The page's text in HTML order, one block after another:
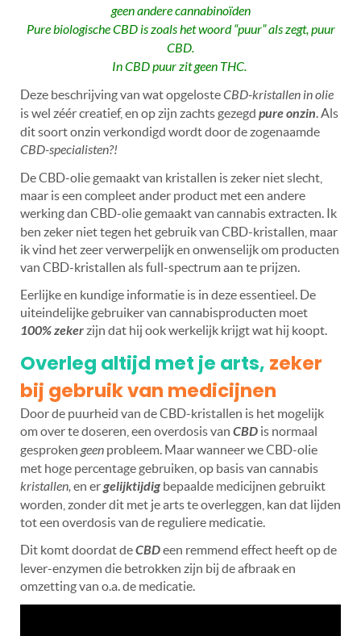
geen andere cannabinoïden
Pure biologische CBD is zoals het woord“puur” als zegt, puur
CBD.
In CBD puur zit geen THC.
Deze beschrijving van wat opgelosteCBD-kristallen in olie
is wel zéér creatief, en op zijn zachts gezegd pure onzin. Als
dit soort onzin verkondigd wordt door de zogenaamde
CBD-specialisten?!
De CBD-olie gemaakt van kristallen is zeker niet slecht,
maar is een compleet ander product met een andere
werking dan CBD-olie gemaakt van cannabis extracten. Ik
ben zeker niet tegen het gebruik van CBD-kristallen, maar
ik vind het zeer verwerpelijk en onwenselijk om producten
van CBD-kristallen als full-spectrum aan te prijzen.
Eerlijke en kundige informatie is in deze essentieel. De
uiteindelijke gebruiker van cannabisproducten moet
100% zekerzijn dat hij ook werkelijk krijgt wat hij koopt.
Overleg altijd met je arts, zeker
bij gebruik van medicijnen
Door de puurheid van de CBD-kristallen is het mogelijk
om over te doseren, een overdosis van CBD is normaal
gesproken geen probleem. Maar wanneer we CBD-olie
met hoge percentage gebruiken, op basis van cannabis
kristallen, en ergelijktijdig bepaalde medicijnen gebruikt
worden, zonder dit met je arts te overleggen, kan dat lijden
tot een overdosis van de reguliere medicatie.
Dit komt doordat deCBDeen remmend effect heeft op de
lever-enzymen die betrokken zijn bij de afbraak en
omzetting van o.a. de medicatie.